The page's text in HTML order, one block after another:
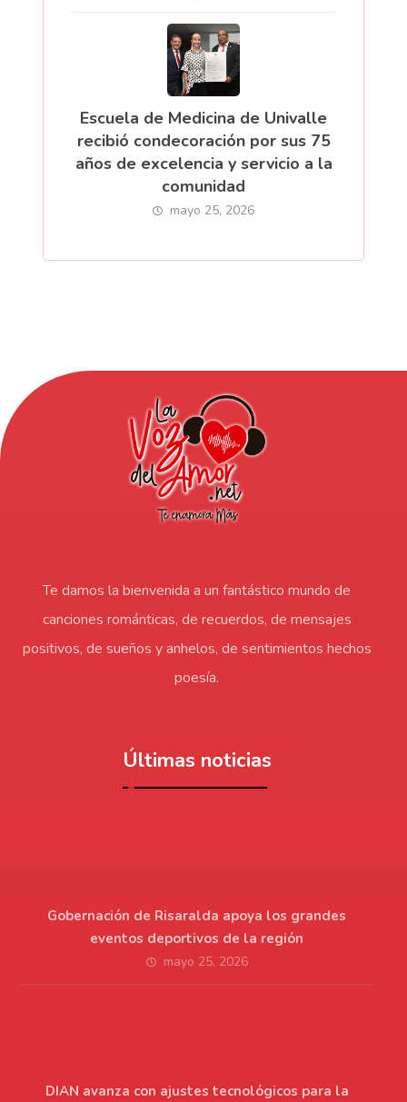
Escuela de Medicina de Univalle
recibió condecoración por sus 75
años de excelencia y servicio a la
comunidad
mayo 25, 2026
Te damos la bienvenida a un fantástico mundo de
canciones románticas, de recuerdos, de mensajes
positivos, de sueños y anhelos, de sentimientos hechos
poesía.
Últimas noticias
Gobernación de Risaralda apoya los grandes
eventos deportivos de la región
mayo 25, 2026
DIAN avanza con ajustes tecnológicos para la